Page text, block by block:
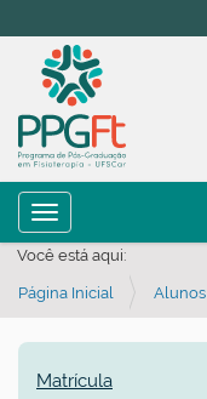
Toggle navigation
Você está aqui:
Página Inicial Alunos
Matrícula